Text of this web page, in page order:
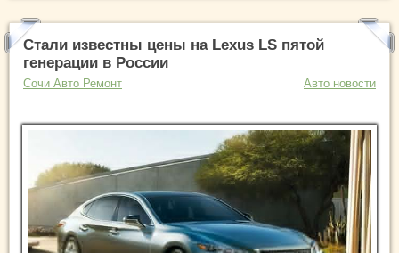
Стали известны цены на Lexus LS пятой
генерации в России
Сочи Авто Ремонт Авто новости